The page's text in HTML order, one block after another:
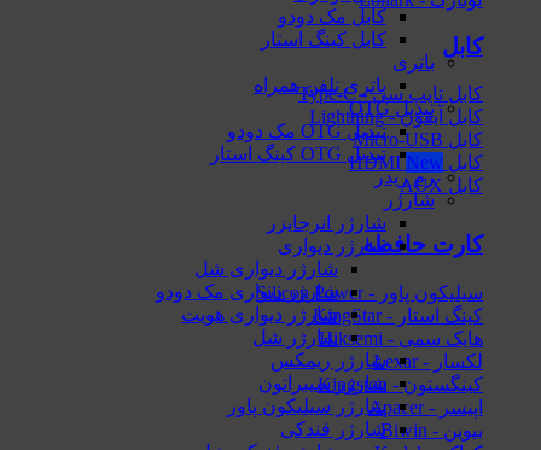
کابل
کابل تایپ سی - Type-C
کابل آیفون - Lightning
کابل Micro-USB
کابل HDMI
کابل AUX
کارت حافظه
سیلیکون پاور - Silicon Power
کینگ استار - KingStar
هایک‌ سمی - Hiksemi
لکسار - Lexar
کینگستون - Kingston
اپیسر - Apacer
بیوین - Biwin
کابل مک دودو
کابل کینگ استار
باتری
باتری تلفن همراه
تبدیل OTG
تبدیل OTG مک دودو
تبدیل OTG کینگ استار
رم ریدر
شارژر
شارژر انرجایزر
شارژر دیواری
شارژر دیواری شل
شارژر دیواری مک دودو
شارژر دیواری هویت
شارژر شل
شارژر ریمکس
شارژر سیبراتون
شارژر سیلیکون پاور
شارژر فندکی